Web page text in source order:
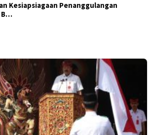
Kesiapsiagaan Penanggulangan
B…